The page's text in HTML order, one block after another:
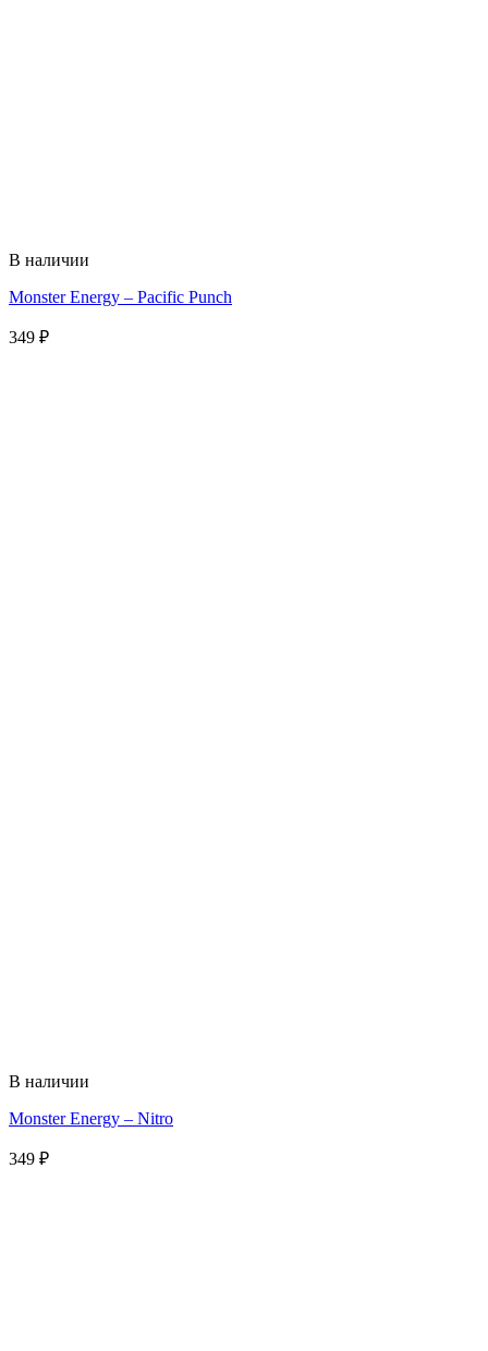
В наличии
Monster Energy – Pacific Punch
349 ₽
В наличии
Monster Energy – Nitro
349 ₽